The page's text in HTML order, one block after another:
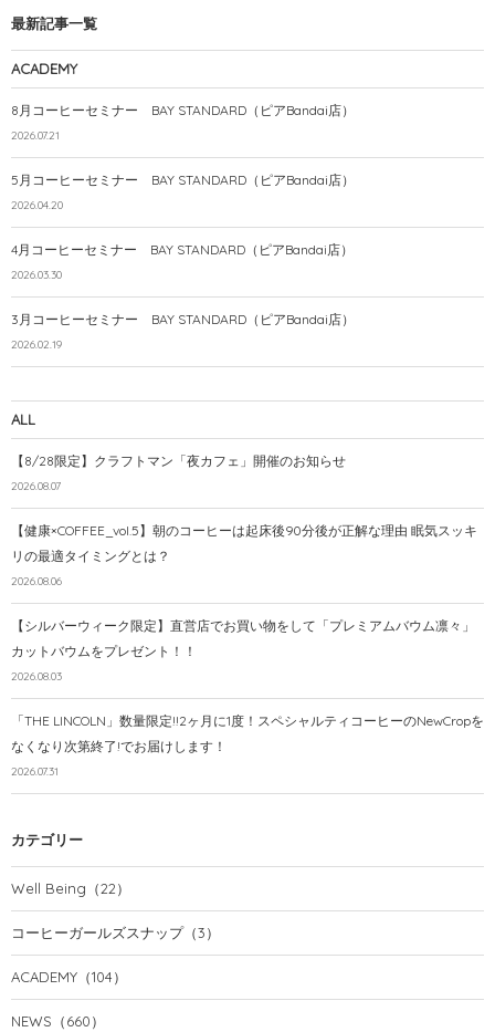
最新記事一覧
ACADEMY
8月コーヒーセミナー BAY STANDARD（ピアBandai店）
2026.07.21
5月コーヒーセミナー BAY STANDARD（ピアBandai店）
2026.04.20
4月コーヒーセミナー BAY STANDARD（ピアBandai店）
2026.03.30
3月コーヒーセミナー BAY STANDARD（ピアBandai店）
2026.02.19
ALL
【8/28限定】クラフトマン「夜カフェ」開催のお知らせ
2026.08.07
【健康×COFFEE_vol.5】朝のコーヒーは起床後90分後が正解な理由 眠気スッキ
リの最適タイミングとは？
2026.08.06
【シルバーウィーク限定】直営店でお買い物をして「プレミアムバウム凛々」
カットバウムをプレゼント！！
2026.08.03
「THE LINCOLN」数量限定!!2ヶ月に1度！スペシャルティコーヒーのNewCropを
なくなり次第終了!でお届けします！
2026.07.31
カテゴリー
Well Being （22）
コーヒーガールズスナップ（3）
ACADEMY （104）
NEWS （660）